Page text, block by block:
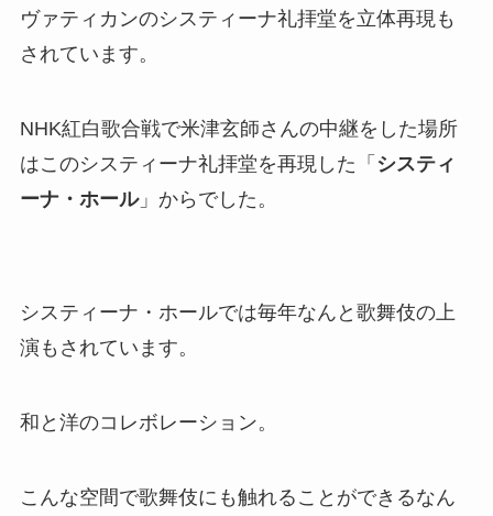
ヴァティカンのシスティーナ礼拝堂を立体再現も
されています。
NHK紅白歌合戦で米津玄師さんの中継をした場所
はこのシスティーナ礼拝堂を再現した「 システィ
ーナ・ホール」からでした。
システィーナ・ホールでは毎年なんと歌舞伎の上
演もされています。
和と洋のコレボレーション。
こんな空間で歌舞伎にも触れることができるなん